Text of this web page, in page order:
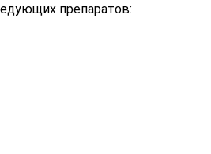
препаратов: